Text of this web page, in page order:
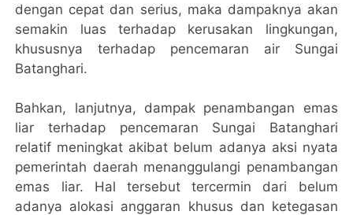
dengan cepat dan serius, maka dampaknya akan
semakin luas terhadap kerusakan lingkungan,
khususnya terhadap pencemaran air Sungai
Batanghari.
Bahkan, lanjutnya, dampak penambangan emas
liar terhadap pencemaran Sungai Batanghari
relatif meningkat akibat belum adanya aksi nyata
pemerintah daerah menanggulangi penambangan
emas liar. Hal tersebut tercermin dari belum
adanya alokasi anggaran khusus dan ketegasan